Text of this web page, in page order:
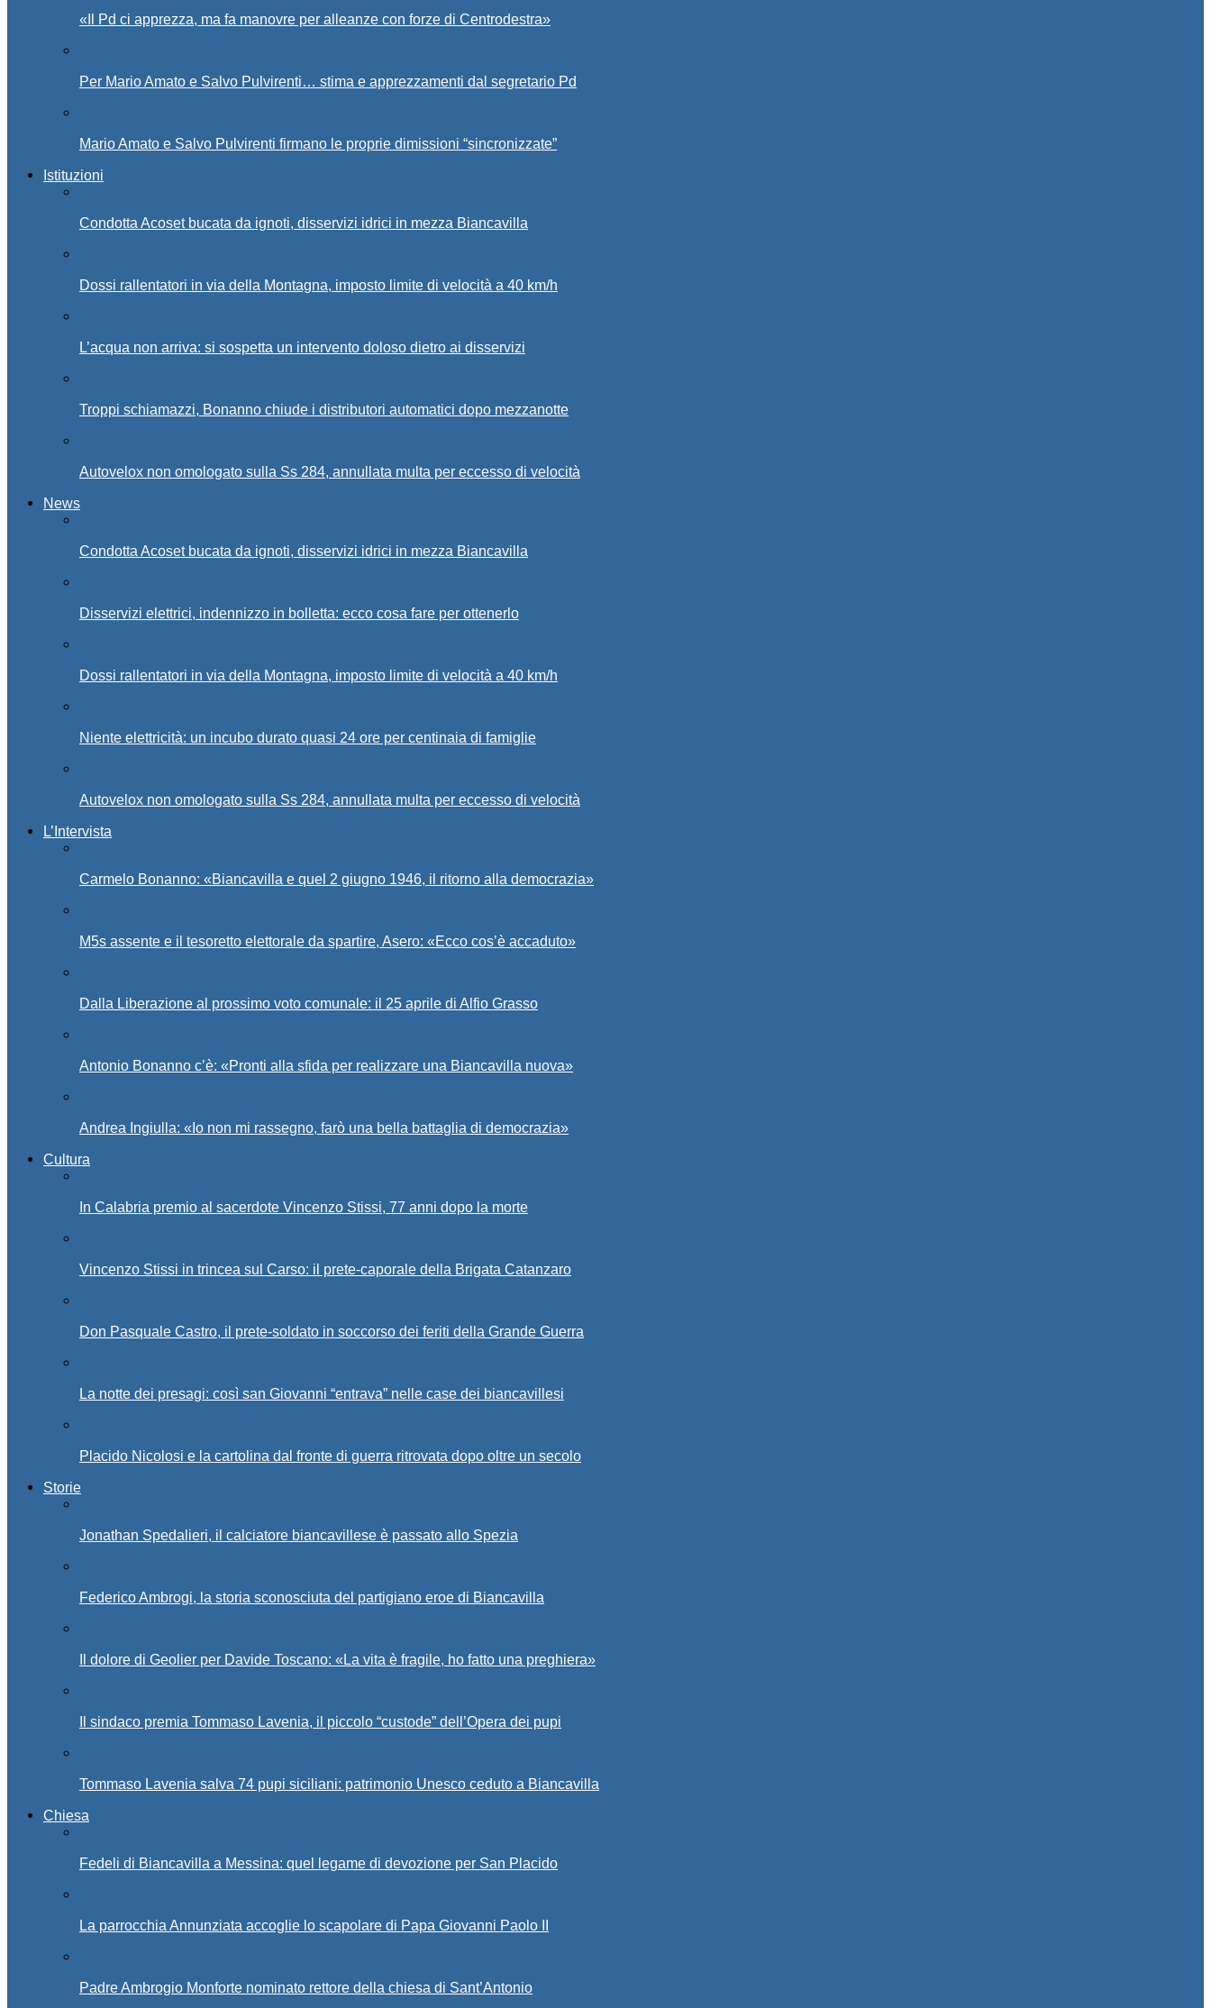
«Il Pd ci apprezza, ma fa manovre per alleanze con forze di Centrodestra»
Per Mario Amato e Salvo Pulvirenti… stima e apprezzamenti dal segretario Pd
Mario Amato e Salvo Pulvirenti firmano le proprie dimissioni “sincronizzate”
Istituzioni
Condotta Acoset bucata da ignoti, disservizi idrici in mezza Biancavilla
Dossi rallentatori in via della Montagna, imposto limite di velocità a 40 km/h
L’acqua non arriva: si sospetta un intervento doloso dietro ai disservizi
Troppi schiamazzi, Bonanno chiude i distributori automatici dopo mezzanotte
Autovelox non omologato sulla Ss 284, annullata multa per eccesso di velocità
News
Condotta Acoset bucata da ignoti, disservizi idrici in mezza Biancavilla
Disservizi elettrici, indennizzo in bolletta: ecco cosa fare per ottenerlo
Dossi rallentatori in via della Montagna, imposto limite di velocità a 40 km/h
Niente elettricità: un incubo durato quasi 24 ore per centinaia di famiglie
Autovelox non omologato sulla Ss 284, annullata multa per eccesso di velocità
L’Intervista
Carmelo Bonanno: «Biancavilla e quel 2 giugno 1946, il ritorno alla democrazia»
M5s assente e il tesoretto elettorale da spartire, Asero: «Ecco cos’è accaduto»
Dalla Liberazione al prossimo voto comunale: il 25 aprile di Alfio Grasso
Antonio Bonanno c’è: «Pronti alla sfida per realizzare una Biancavilla nuova»
Andrea Ingiulla: «Io non mi rassegno, farò una bella battaglia di democrazia»
Cultura
In Calabria premio al sacerdote Vincenzo Stissi, 77 anni dopo la morte
Vincenzo Stissi in trincea sul Carso: il prete-caporale della Brigata Catanzaro
Don Pasquale Castro, il prete-soldato in soccorso dei feriti della Grande Guerra
La notte dei presagi: così san Giovanni “entrava” nelle case dei biancavillesi
Placido Nicolosi e la cartolina dal fronte di guerra ritrovata dopo oltre un secolo
Storie
Jonathan Spedalieri, il calciatore biancavillese è passato allo Spezia
Federico Ambrogi, la storia sconosciuta del partigiano eroe di Biancavilla
Il dolore di Geolier per Davide Toscano: «La vita è fragile, ho fatto una preghiera»
Il sindaco premia Tommaso Lavenia, il piccolo “custode” dell’Opera dei pupi
Tommaso Lavenia salva 74 pupi siciliani: patrimonio Unesco ceduto a Biancavilla
Chiesa
Fedeli di Biancavilla a Messina: quel legame di devozione per San Placido
La parrocchia Annunziata accoglie lo scapolare di Papa Giovanni Paolo II
Padre Ambrogio Monforte nominato rettore della chiesa di Sant’Antonio